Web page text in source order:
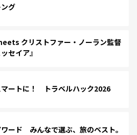
グ
クリストファー・ノーラン監督
セイア』
マートに！ トラベルハック2026
ード みんなで選ぶ、旅のベスト。